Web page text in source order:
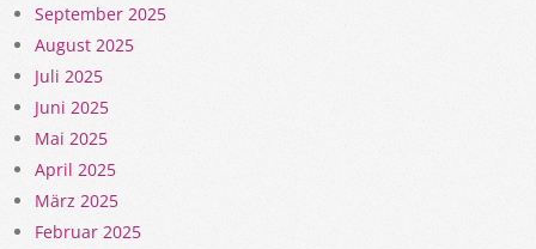
September 2025
August 2025
Juli 2025
Juni 2025
Mai 2025
April 2025
März 2025
Februar 2025